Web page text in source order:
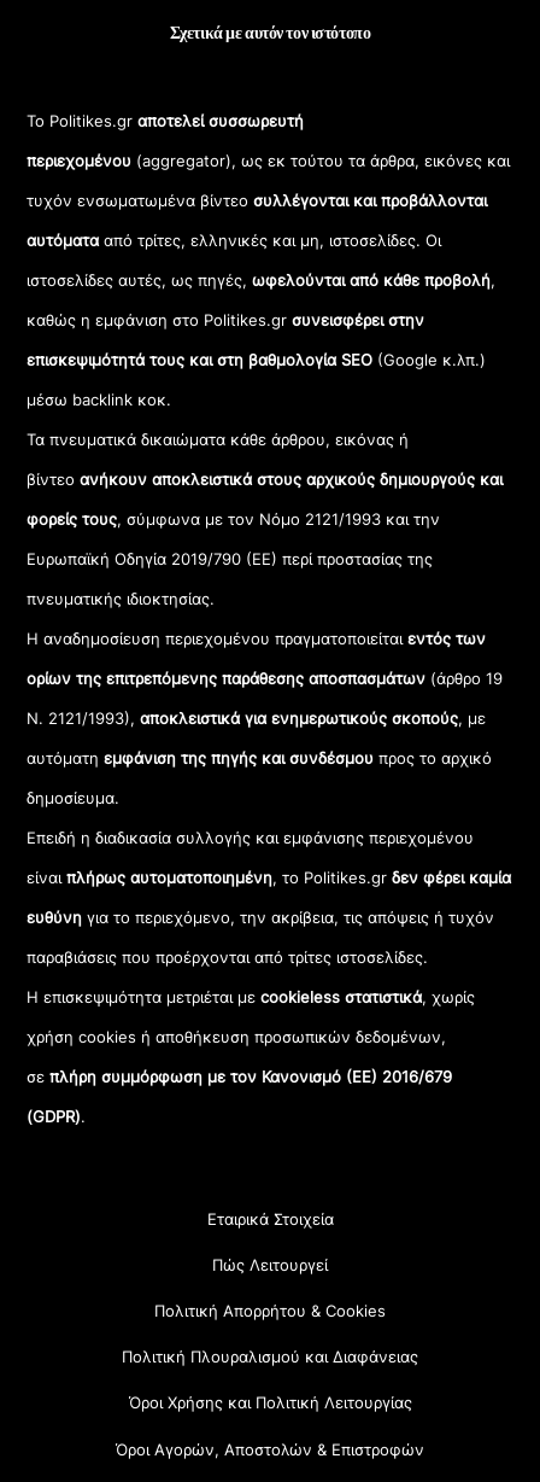
Σχετικά με αυτόν τον ιστότοπο
Το Politikes.grαποτελεί συσσωρευτή
περιεχομένου (aggregator), ως εκ τούτου τα άρθρα, εικόνες και
τυχόν ενσωματωμένα βίντεοσυλλέγονται και προβάλλονται
αυτόματααπό τρίτες, ελληνικές και μη, ιστοσελίδες. Οι
ιστοσελίδες αυτές, ως πηγές,ωφελούνται από κάθε προβολή,
καθώς η εμφάνιση στο Politikes.gr συνεισφέρει στην
επισκεψιμότητά τους και στη βαθμολογία SEO (Google κ.λπ.)
μέσω backlink κοκ.
Τα πνευματικά δικαιώματα κάθε άρθρου, εικόνας ή
βίντεοανήκουν αποκλειστικά στους αρχικούς δημιουργούς και
φορείς τους, σύμφωνα με τον Νόμο 2121/1993 και την
Ευρωπαϊκή Οδηγία 2019/790 (ΕΕ) περί προστασίας της
πνευματικής ιδιοκτησίας.
Η αναδημοσίευση περιεχομένου πραγματοποιείταιεντός των
ορίων της επιτρεπόμενης παράθεσης αποσπασμάτων (άρθρο 19
Ν. 2121/1993), αποκλειστικά για ενημερωτικούς σκοπούς, με
αυτόματηεμφάνιση της πηγής και συνδέσμου προς το αρχικό
δημοσίευμα.
Επειδή η διαδικασία συλλογής και εμφάνισης περιεχομένου
είναιπλήρως αυτοματοποιημένη, το Politikes.grδεν φέρει καμία
ευθύνη για το περιεχόμενο, την ακρίβεια, τις απόψεις ή τυχόν
παραβιάσεις που προέρχονται από τρίτες ιστοσελίδες.
Η επισκεψιμότητα μετριέται μεcookieless στατιστικά, χωρίς
χρήση cookies ή αποθήκευση προσωπικών δεδομένων,
σεπλήρη συμμόρφωση με τον Κανονισμό (ΕΕ) 2016/679
(GDPR).
Εταιρικά Στοιχεία
Πώς Λειτουργεί
Πολιτική Απορρήτου & Cookies
Πολιτική Πλουραλισμού και Διαφάνειας
Όροι Χρήσης και Πολιτική Λειτουργίας
Όροι Αγορών, Αποστολών & Επιστροφών